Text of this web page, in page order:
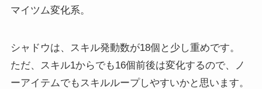
マイツム変化系。
シャドウは、スキル発動数が18個と少し重めです。
ただ、スキル1からでも16個前後は変化するので、ノ
ーアイテムでもスキルループしやすいかと思います。